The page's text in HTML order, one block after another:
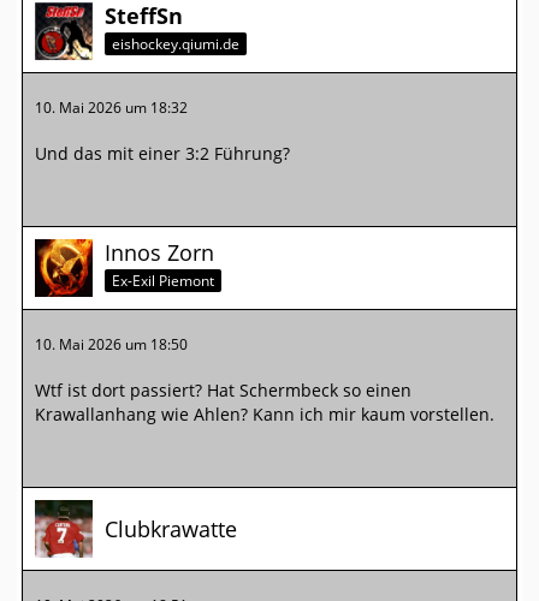
SteffSn
eishockey.qiumi.de
10. Mai 2026 um 18:32
Und das mit einer 3:2 Führung?
Innos Zorn
Ex-Exil Piemont
10. Mai 2026 um 18:50
Wtf ist dort passiert? Hat Schermbeck so einen
Krawallanhang wie Ahlen? Kann ich mir kaum vorstellen.
Clubkrawatte